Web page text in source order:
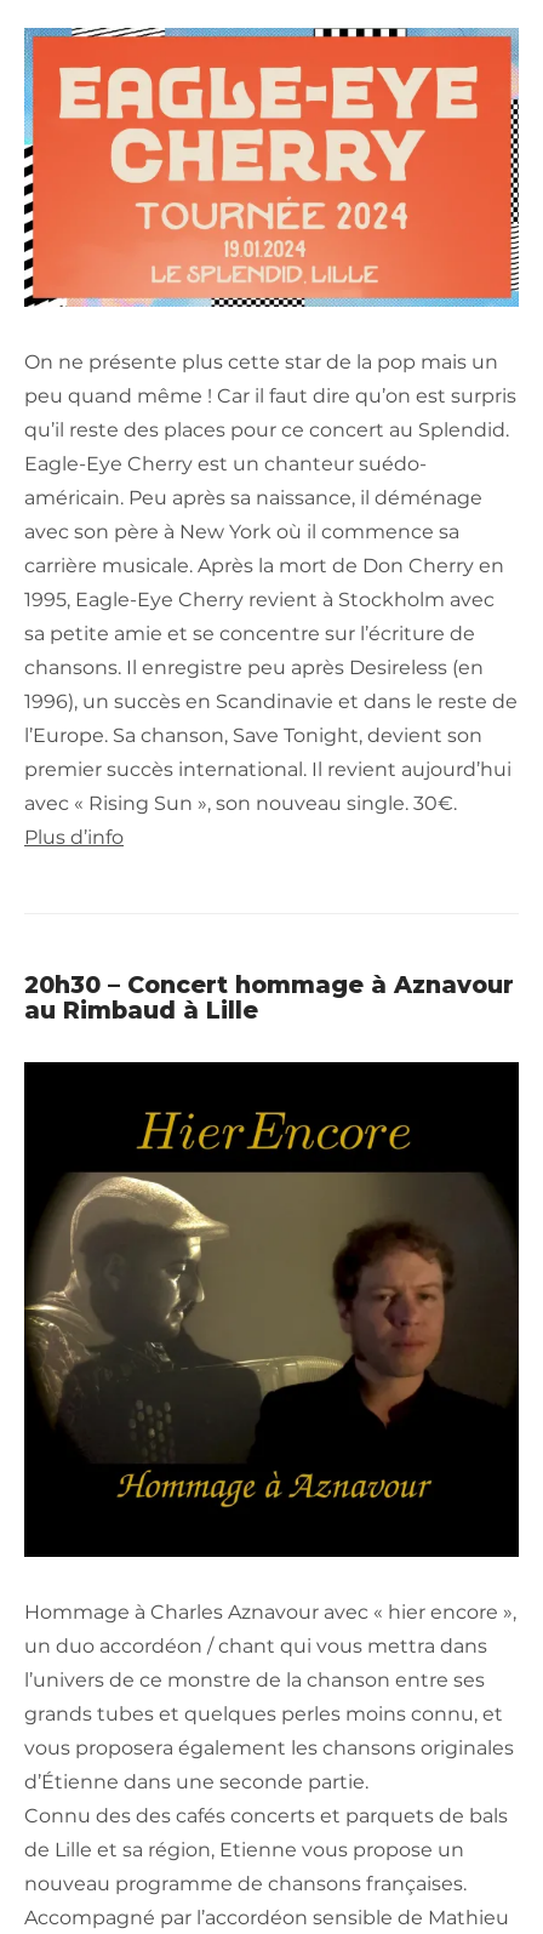
On ne présente plus cette star de la pop mais un
peu quand même ! Car il faut dire qu’on est surpris
qu’il reste des places pour ce concert au Splendid.
Eagle-Eye Cherry est un chanteur suédo-
américain. Peu après sa naissance, il déménage
avec son père à New York où il commence sa
carrière musicale. Après la mort de Don Cherry en
1995, Eagle-Eye Cherry revient à Stockholm avec
sa petite amie et se concentre sur l’écriture de
chansons. Il enregistre peu après Desireless (en
1996), un succès en Scandinavie et dans le reste de
l’Europe. Sa chanson, Save Tonight, devient son
premier succès international. Il revient aujourd’hui
avec « Rising Sun », son nouveau single. 30€.
Plus d’info
20h30 – Concert hommage à Aznavour
au Rimbaud à Lille
Hommage à Charles Aznavour avec « hier encore »,
un duo accordéon / chant qui vous mettra dans
l’univers de ce monstre de la chanson entre ses
grands tubes et quelques perles moins connu, et
vous proposera également les chansons originales
d’Étienne dans une seconde partie.
Connu des des cafés concerts et parquets de bals
de Lille et sa région, Etienne vous propose un
nouveau programme de chansons françaises.
Accompagné par l’accordéon sensible de Mathieu